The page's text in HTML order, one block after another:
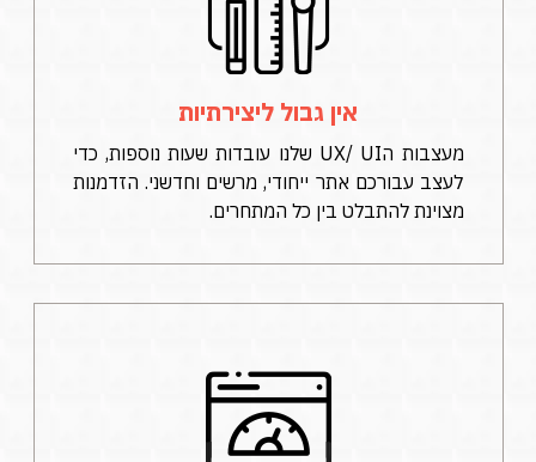
אין גבול ליצירתיות
מעצבות הUX/ UI
שלנו עובדות שעות נוספות, כדי
לעצב עבורכם אתר ייחודי, מרשים וחדשני. הזדמנות
מצוינת להתבלט בין כל המתחרים.